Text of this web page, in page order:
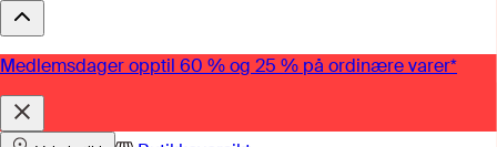
Medlemsdager opptil 60 % og 25 % på ordinære varer*